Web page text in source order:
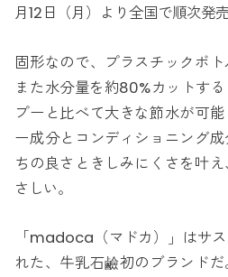
月12日（月）より全国で順次発
固形なので、プラスチックボト
また水分量を約80%カットす
プーと比べて大きな節水が可
ー成分とコンディショニング
ちの良さときしみにくさを叶
さしい。
「madoca（マドカ）」はサ
れた、牛乳石鹼初のブランド